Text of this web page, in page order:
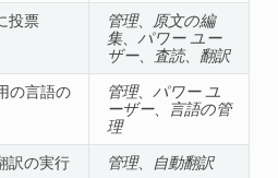
投票 管理、
原文の編
集、 パワー ユー
ザー、 査読、 翻訳
の言語の
管理、 パワー ユ
ーザー、
言語の管
理
訳の実行 管理、 自動翻訳